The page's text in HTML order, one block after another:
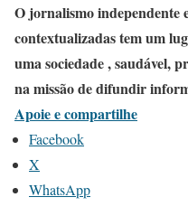
O jornalismo independente
contextualizadas tem um
uma sociedade , saudável,
na missão de difundir
Apoie e compartilhe
Facebook
X
WhatsApp